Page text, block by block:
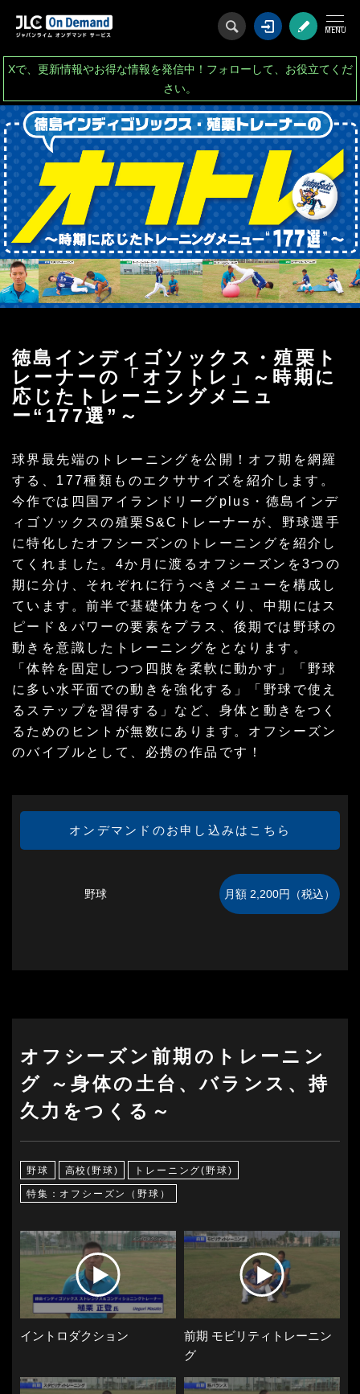
ログイン会
Xで、更新情報やお得な情報を発信中！フォローして、お役立てくだ
さい。
徳島インディゴソックス・殖栗ト
レーナーの「オフトレ」～時期に
応じたトレーニングメニュ
ー“177選”～
球界最先端のトレーニングを公開！オフ期を網羅
する、177種類ものエクササイズを紹介します。
今作では四国アイランドリーグplus・徳島インデ
ィゴソックスの殖栗S&Cトレーナーが、野球選手
に特化したオフシーズンのトレーニングを紹介し
てくれました。4か月に渡るオフシーズンを3つの
期に分け、それぞれに行うべきメニューを構成し
ています。前半で基礎体力をつくり、中期にはス
ピード＆パワーの要素をプラス、後期では野球の
動きを意識したトレーニングをとなります。
「体幹を固定しつつ四肢を柔軟に動かす」「野球
に多い水平面での動きを強化する」「野球で使え
るステップを習得する」など、身体と動きをつく
るためのヒントが無数にあります。オフシーズン
のバイブルとして、必携の作品です！
オンデマンドのお申し込みはこちら
野球
オフシーズン前期のトレーニン
グ ～身体の土台、バランス、持
久力をつくる～
野球 高校(野球) トレーニング(野球)
特集：オフシーズン（野球）
イントロダクション
前期 モビリティトレーニン
グ